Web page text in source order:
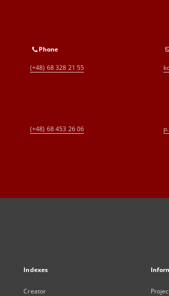
Phone
(+48) 68 328 21 55
(+48) 68 453 26 06
Indexes
Creator